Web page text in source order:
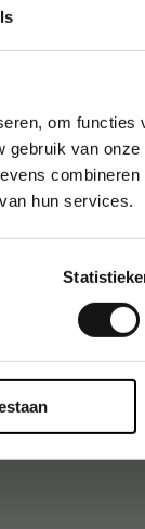
om functies
van
hun services.
Prijzenmetbtw